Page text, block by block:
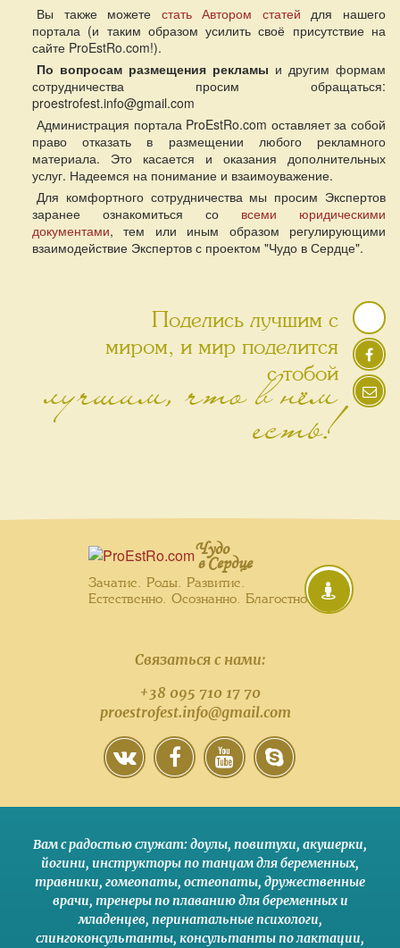
Вы также можете стать Автором статей для нашего
портала (и таким образом усилить своё присутствие на
сайте ProEstRo.com!).
По вопросам размещения рекламы и другим формам
сотрудничества просим обращаться:
proestrofest.info@gmail.com
Администрация портала ProEstRo.com оставляет за собой
право отказать в размещении любого рекламного
материала. Это касается и оказания дополнительных
услуг. Надеемся на понимание и взаимоуважение.
Для комфортного сотрудничества мы просим Экспертов
заранее ознакомиться со всеми юридическими
документами, тем или иным образом регулирующими
взаимодействие Экспертов с проектом "Чудо в Сердце".
Поделись лучшим с
миром, и мир поделится
с тобой
лучшим, что в нём
есть!
Чудо
в Сердце
Зачатие. Роды. Развитие.
Естественно. Осознанно. Благостно.
Связаться с нами:
+38 095 710 17 70
proestrofest.info@gmail.com
Вам с радостью служат:доулы, повитухи, акушерки,
йогини, инструкторы по танцам для беременных,
травники, гомеопаты, остеопаты, дружественные
врачи, тренеры по плаванию для беременных и
младенцев, перинатальные психологи,
слингоконсультанты, консультанты по лактации,